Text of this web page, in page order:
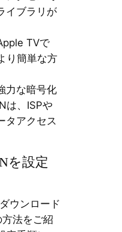
イブラリが
TVで
り簡単な方
力な暗号化
は、ISPや
タアクセス
を設定
ウンロード
法をご紹